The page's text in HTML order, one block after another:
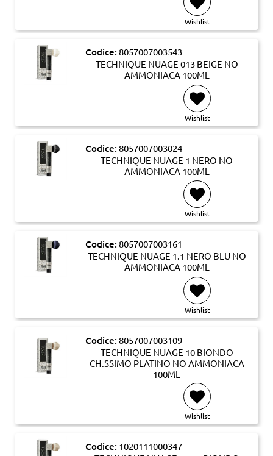
Wishlist
Codice: 8057007003543
TECHNIQUE NUAGE 013 BEIGE NO
AMMONIACA 100ML
Wishlist
Codice: 8057007003024
TECHNIQUE NUAGE 1 NERO NO
AMMONIACA 100ML
Wishlist
Codice: 8057007003161
TECHNIQUE NUAGE 1.1 NERO BLU NO
AMMONIACA 100ML
Wishlist
Codice: 8057007003109
TECHNIQUE NUAGE 10 BIONDO
CH.SSIMO PLATINO NO AMMONIACA
100ML
Wishlist
Codice: 1020111000347